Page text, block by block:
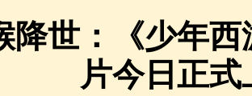
降世：《少年
片今日正